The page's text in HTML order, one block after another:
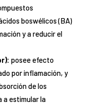
boswélicos (BA)
y a reducir el
posee efecto
por inflamación, y
de los
a estimular la